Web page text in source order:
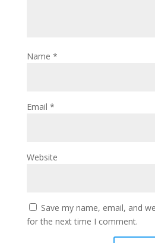
Name *
Email *
Website
Save my name, email, and
for the next time I comment.